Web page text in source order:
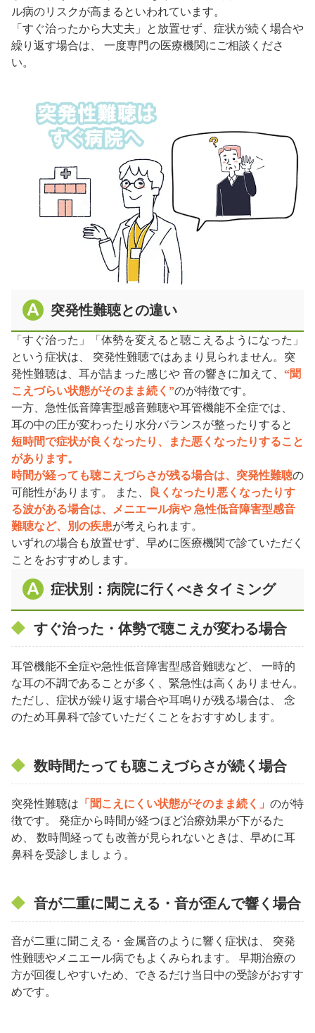
ル病のリスクが高まるといわれています。
「すぐ治ったから大丈夫」と放置せず、症状が続く場合や
繰り返す場合は、 一度専門の医療機関にご相談くださ
い。
突発性難聴との違い
「すぐ治った」「体勢を変えると聴こえるようになった」
という症状は、 突発性難聴ではあまり見られません。突
発性難聴は、耳が詰まった感じや 音の響きに加えて、 “聞
こえづらい状態がそのまま続く”のが特徴です。
一方、急性低音障害型感音難聴や耳管機能不全症では、
耳の中の圧が変わったり水分バランスが整ったりすると
短時間で症状が良くなったり、また悪くなったりすること
があります。
時間が経っても聴こえづらさが残る場合は、突発性難聴の
可能性があります。 また、
良くなったり悪くなったりす
る波がある場合は、メニエール病や 急性低音障害型感音
難聴など、別の疾患が考えられます。
いずれの場合も放置せず、早めに医療機関で診ていただく
ことをおすすめします。
症状別：病院に行くべきタイミング
すぐ治った・体勢で聴こえが変わる場合
耳管機能不全症や急性低音障害型感音難聴など、 一時的
な耳の不調であることが多く、緊急性は高くありません。
ただし、症状が繰り返す場合や耳鳴りが残る場合は、 念
のため耳鼻科で診ていただくことをおすすめします。
数時間たっても聴こえづらさが続く場合
突発性難聴は 「聞こえにくい状態がそのまま続く」 のが特
徴です。 発症から時間が経つほど治療効果が下がるた
め、 数時間経っても改善が見られないときは、早めに耳
鼻科を受診しましょう。
音が二重に聞こえる・音が歪んで響く場合
音が二重に聞こえる・金属音のように響く症状は、 突発
性難聴やメニエール病でもよくみられます。 早期治療の
方が回復しやすいため、できるだけ当日中の受診がおすす
めです。